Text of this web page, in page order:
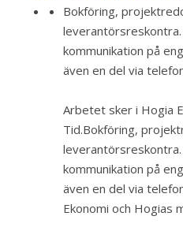
Bokföring,
kommunikation på
även en del via
Arbetet sker i Hogia
Tid.Bokföring,
kommunikation på
även en del via
Ekonomi och Hogias